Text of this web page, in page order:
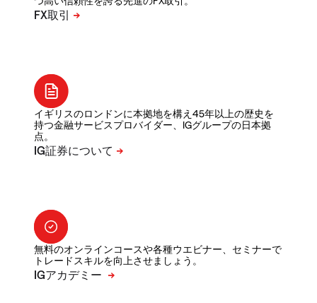
イギリスのロンドンに本拠地を構え45年以上の歴史を
持つ金融サービスプロバイダー、IGグループの日本拠
点。
無料のオンラインコースや各種ウエビナー、セミナーで
トレードスキルを向上させましょう。